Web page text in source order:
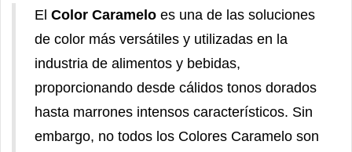
El Color Caramelo es una de las soluciones
de color más versátiles y utilizadas en la
industria de alimentos y bebidas,
proporcionando desde cálidos tonos dorados
hasta marrones intensos característicos. Sin
embargo, no todos los Colores Caramelo son